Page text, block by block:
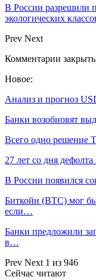
В России разрешили
экологических
Prev Next
Комментарии
Новое:
Анализ и прогноз
Банки возобновят
Всего одно решение
27 лет со дня
В России появился
Биткойн (BTC) мог
если…
Банки предложили
в…
Prev Next 1 из 946
Сейчас читают